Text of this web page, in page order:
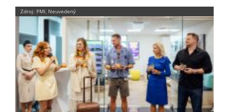
Zdroj: PMI, Neuvedený